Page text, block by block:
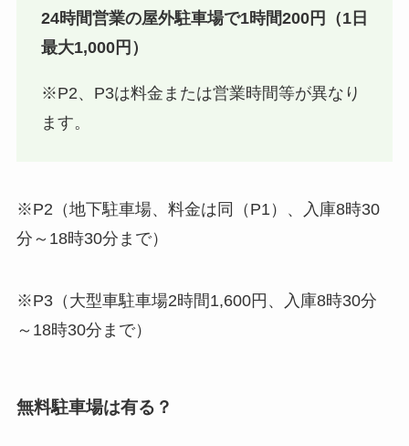
24時間営業の屋外駐車場で1時間200円（1日
最大1,000円）
※P2、P3は料金または営業時間等が異なり
ます。
※P2（地下駐車場、料金は同（P1）、入庫8時30
分～18時30分まで）
※P3（大型車駐車場2時間1,600円、入庫8時30分
～18時30分まで）
無料駐車場は有る？